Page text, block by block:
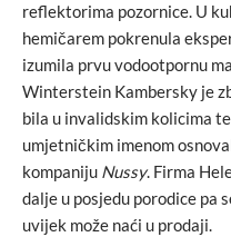
reflektorima pozornice. U
hemičarem pokrenula
izumila prvu vodootpornu
Winterstein Kambersky je
bila u invalidskim kolicima
umjetničkim imenom
kompaniju Nussy. Firma
dalje u posjedu porodice pa
uvijek može naći u prodaji.